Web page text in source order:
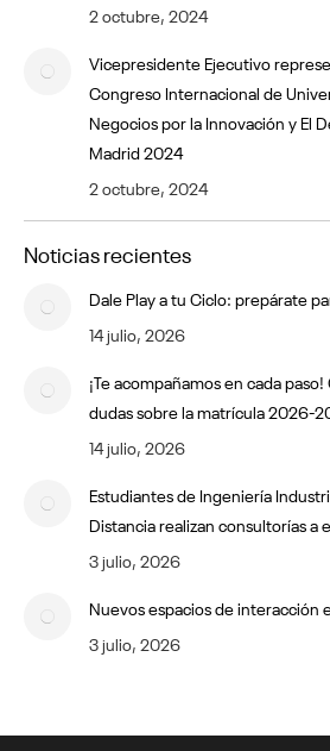
2 octubre, 2024
Vicepresidente Ejecutivo
Congreso Internacional de
Negocios por la Innovación y El
Madrid 2024
2 octubre, 2024
Noticias recientes
Dale Play a tu Ciclo: prepárate
14 julio, 2026
¡Te acompañamos en cada
dudas sobre la matrícula 2026-
14 julio, 2026
Estudiantes de Ingeniería
Distancia realizan consultorías a
3 julio, 2026
Nuevos espacios de interacción
3 julio, 2026